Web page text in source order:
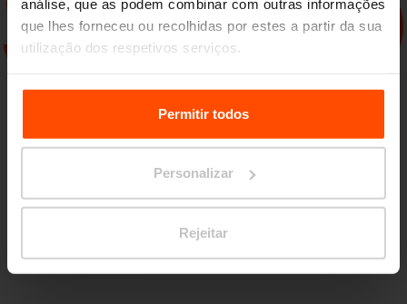
análise, que as podem combinar com outras informações
que lhes forneceu ou recolhidas por estes a partir da sua
utilização dos respetivos serviços.
Para mais informações, por favor visitePrinciples
Relating to the Processing Personal Data.
Permitir todos
Personalizar
Rejeitar